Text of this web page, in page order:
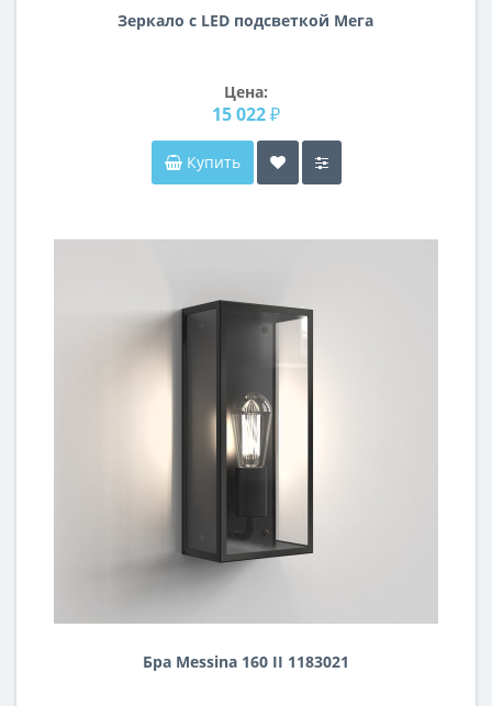
Зеркало с LED подсветкой Мега
Цена:
15 022 ₽
Купить
Бра Messina 160 II 1183021